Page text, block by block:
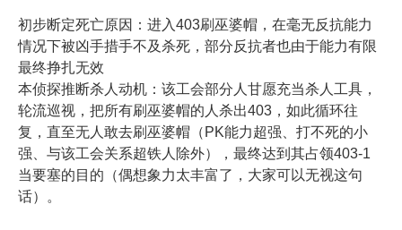
初步断定死亡原因：进入403刷巫婆帽，在毫无反抗能力
情况下被凶手措手不及杀死，部分反抗者也由于能力有限
最终挣扎无效
本侦探推断杀人动机：该工会部分人甘愿充当杀人工具，
轮流巡视，把所有刷巫婆帽的人杀出403，如此循环往
复，直至无人敢去刷巫婆帽（PK能力超强、打不死的小
强、与该工会关系超铁人除外），最终达到其占领403-1
当要塞的目的（偶想象力太丰富了，大家可以无视这句
话）。